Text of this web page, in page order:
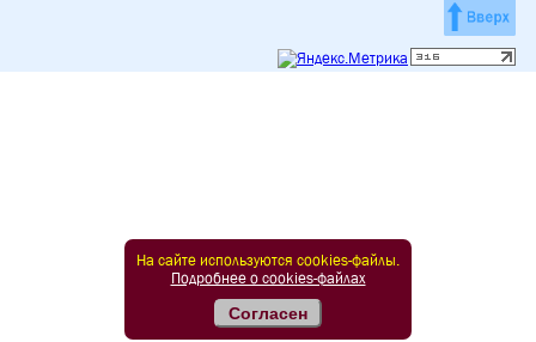
На сайте используются cookies-файлы.
Подробнее о cookies-файлах
Согласен